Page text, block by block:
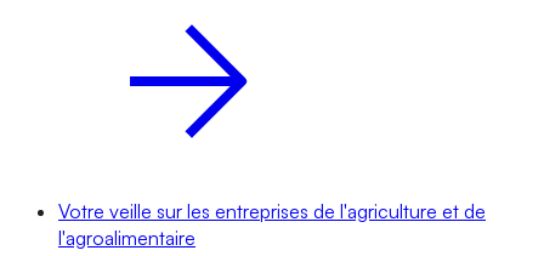
Votre veille sur les entreprises de l'agriculture et de
l'agroalimentaire